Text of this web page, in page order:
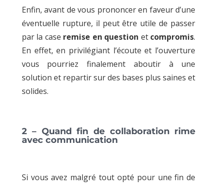
Enfin, avant de vous prononcer en faveur d’une
éventuelle rupture, il peut être utile de passer
par la case remise en question et compromis.
En effet, en privilégiant l’écoute et l’ouverture
vous pourriez finalement aboutir à une
solution et repartir sur des bases plus saines et
solides.
2 – Quand fin de collaboration rime
avec communication
Si vous avez malgré tout opté pour une fin de